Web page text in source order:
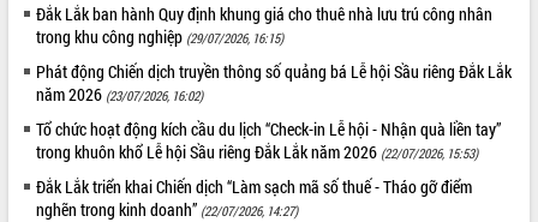
Đắk Lắk ban hành Quy định khung giá cho thuê nhà lưu trú công nhân
trong khu công nghiệp (29/07/2026, 16:15)
Phát động Chiến dịch truyền thông số quảng bá Lễ hội Sầu riêng Đắk Lắk
năm 2026 (23/07/2026, 16:02)
Tổ chức hoạt động kích cầu du lịch “Check-in Lễ hội - Nhận quà liền tay”
trong khuôn khổ Lễ hội Sầu riêng Đắk Lắk năm 2026 (22/07/2026, 15:53)
Đắk Lắk triển khai Chiến dịch “Làm sạch mã số thuế - Tháo gỡ điểm
nghẽn trong kinh doanh” (22/07/2026, 14:27)